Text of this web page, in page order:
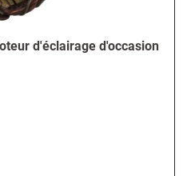
d'éclairage d'occasion